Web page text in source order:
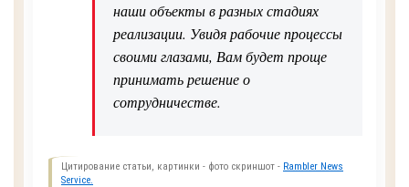
наши объекты в разных стадиях
реализации. Увидя рабочие процессы
своими глазами, Вам будет проще
принимать решение о
сотрудничестве.
Цитирование статьи, картинки - фото скриншот - Rambler News
Service.